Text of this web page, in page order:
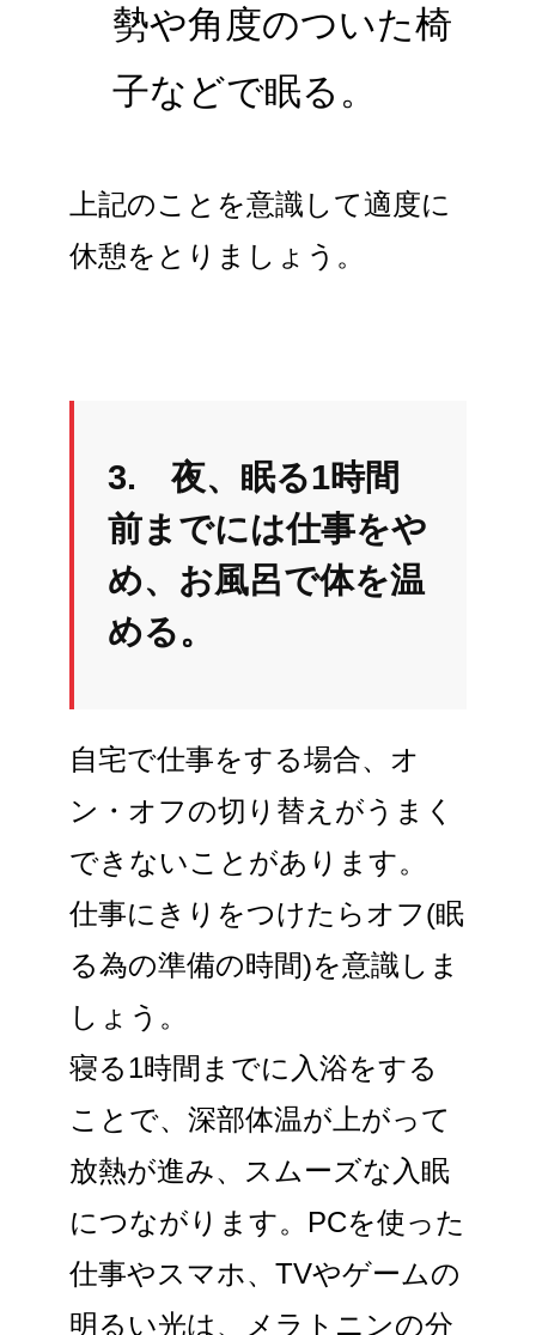
勢や角度のついた椅
子などで眠る。
上記のことを意識して適度に
休憩をとりましょう。
3. 夜、眠る1時間
前までには仕事をや
め、お風呂で体を温
める。
自宅で仕事をする場合、オ
ン・オフの切り替えがうまく
できないことがあります。
仕事にきりをつけたらオフ(眠
る為の準備の時間)を意識しま
しょう。
寝る1時間までに入浴をする
ことで、深部体温が上がって
放熱が進み、スムーズな入眠
につながります。PCを使った
仕事やスマホ、TVやゲームの
明るい光は、メラトニンの分